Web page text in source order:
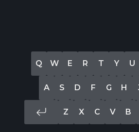
Q W E R T Y U
A S D F G H
Z X C V B